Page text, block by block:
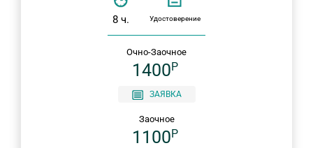
8 ч. Удостоверение
Очно-Заочное
1400P
ЗАЯВКА
Заочное
1100P